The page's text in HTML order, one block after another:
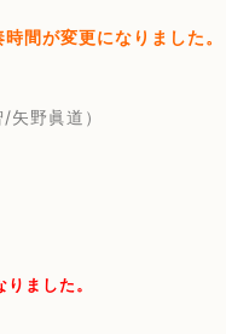
間が変更になりました。
矢野眞道）
ました。